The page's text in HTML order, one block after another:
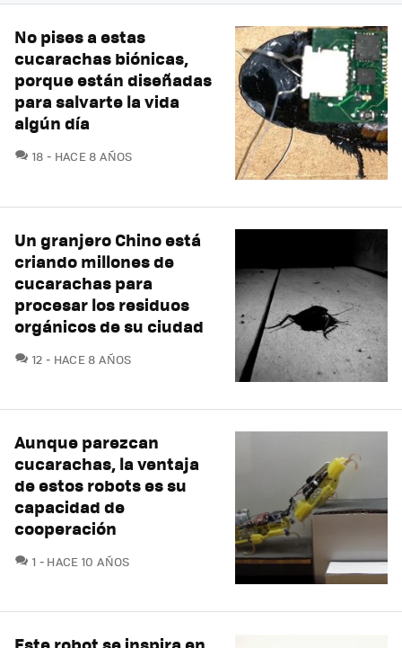
No pises a estas
cucarachas biónicas,
porque están diseñadas
para salvarte la vida
algún día
18 COMENTARIOS
HACE 8 AÑOS
Un granjero Chino está
criando millones de
cucarachas para
procesar los residuos
orgánicos de su ciudad
12 COMENTARIOS
HACE 8 AÑOS
Aunque parezcan
cucarachas, la ventaja
de estos robots es su
capacidad de
cooperación
1 COMENTARIOS
HACE 10 AÑOS